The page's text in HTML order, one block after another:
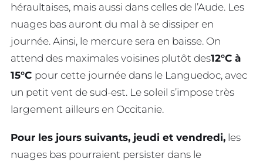
héraultaises, mais aussi dans celles de l’Aude. Les
nuages bas auront du mal à se dissiper en
journée. Ainsi, le mercure sera en baisse. On
attend des maximales voisines plutôt des12°C à
15°C pour cette journée dans le Languedoc, avec
un petit vent de sud-est. Le soleil s’impose très
largement ailleurs en Occitanie.
Pour les jours suivants, jeudi et vendredi, les
nuages bas pourraient persister dans le